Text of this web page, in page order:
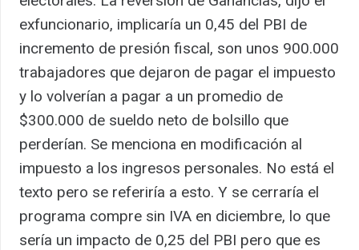
exfuncionario, implicaría un 0,45 del PBI de
incremento de presión fiscal, son unos 900.000
trabajadores que dejaron de pagar el impuesto
y lo volverían a pagar a un promedio de
$300.000 de sueldo neto de bolsillo que
perderían. Se menciona en modificación al
impuesto a los ingresos personales. No está el
texto pero se referiría a esto. Y se cerraría el
programa compre sin IVA en diciembre, lo que
sería un impacto de 0,25 del PBI pero que es